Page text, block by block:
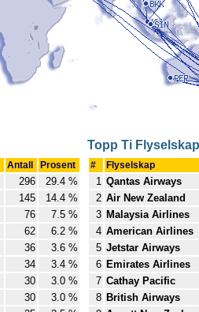
Antall Prosent
296
29.4 %
145
14.4 %
76
7.5 %
62
6.2 %
36
3.6 %
34
3.4 %
30
3.0 %
30
3.0 %
Topp Ti
# Flyselskap
1 Qantas Airways
2 Air New Zealand
3 Malaysia Airlines
4 American Airlines
5 Jetstar Airways
6 Emirates Airlines
7 Cathay Pacific
8 British Airways